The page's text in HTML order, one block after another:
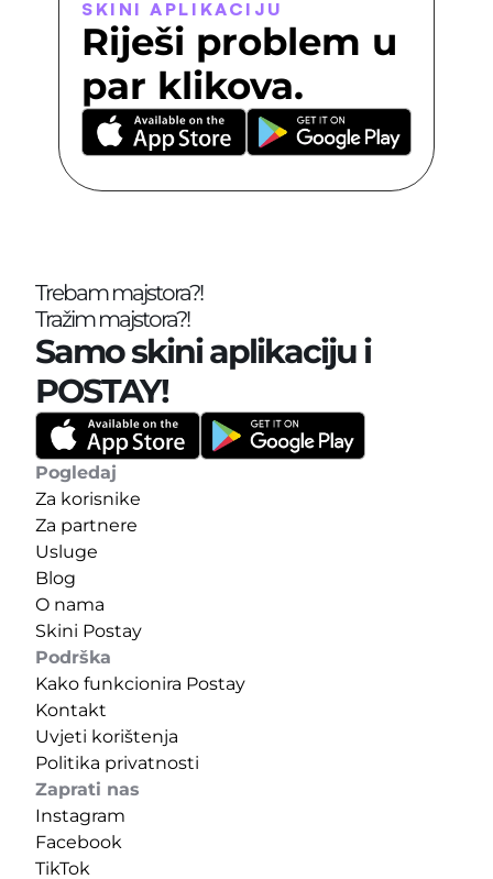
SKINI APLIKACIJU
Riješi problem u
par klikova.
Trebam majstora?!
Tražim majstora?!
Samo skini aplikaciju i
POSTAY!
Pogledaj
Za korisnike
Za partnere
Usluge
Blog
O nama
Skini Postay
Podrška
Kako funkcionira Postay
Kontakt
Uvjeti korištenja
Politika privatnosti
Zaprati nas
Instagram
Facebook
TikTok